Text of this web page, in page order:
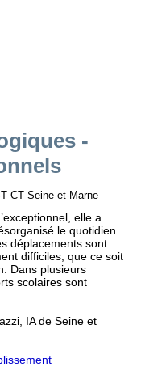
-
CT Seine-et-Marne
elle a
le quotidien
déplacements sont
difficiles, que ce soit
Dans plusieurs
scolaires sont
IA de Seine et